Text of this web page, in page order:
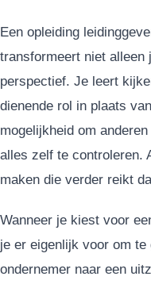
Een opleiding
transformeert niet alleen
perspectief. Je leert
dienende rol in plaats
mogelijkheid om
alles zelf te controleren.
maken die verder reikt
Wanneer je kiest voor
je er eigenlijk voor om
ondernemer naar een